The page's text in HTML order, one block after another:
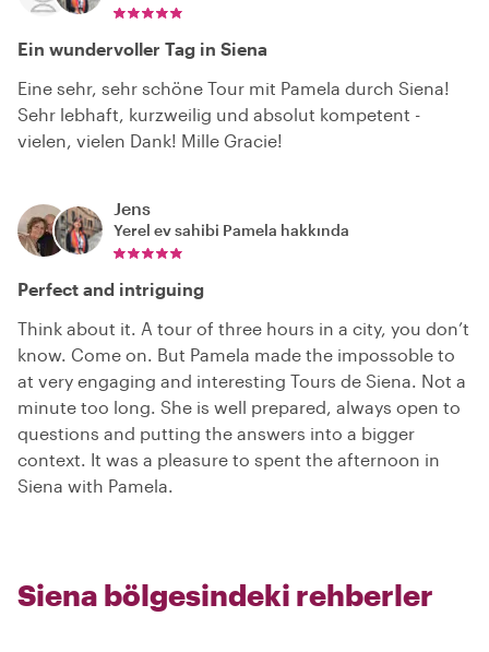
Ein wundervoller Tag in Siena
Eine sehr, sehr schöne Tour mit Pamela durch Siena!
Sehr lebhaft, kurzweilig und absolut kompetent -
vielen, vielen Dank! Mille Gracie!
Jens
Yerel ev sahibi Pamela hakkında
Perfect and intriguing
Think about it. A tour of three hours in a city, you don’t
know. Come on. But Pamela made the impossoble to
at very engaging and interesting Tours de Siena. Not a
minute too long. She is well prepared, always open to
questions and putting the answers into a bigger
context. It was a pleasure to spent the afternoon in
Siena with Pamela.
Siena bölgesindeki rehberler